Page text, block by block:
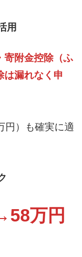
用
寄附金控除（ふ
は漏れなく申
円）も確実に適
万円